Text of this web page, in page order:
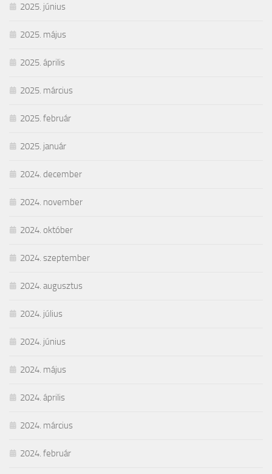
2025. június
2025. május
2025. április
2025. március
2025. február
2025. január
2024. december
2024. november
2024. október
2024. szeptember
2024. augusztus
2024. július
2024. június
2024. május
2024. április
2024. március
2024. február